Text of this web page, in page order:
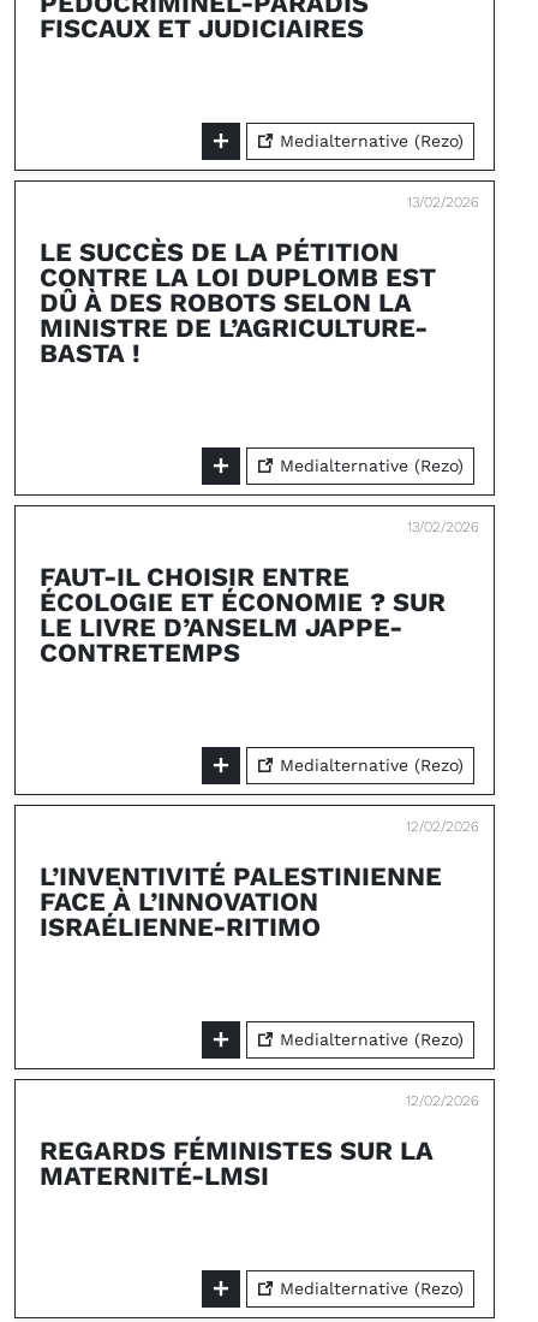
FISCAUX ET JUDICIAIRES
Medialternative (Rezo)
13/02/2026
LE SUCCÈS DE LA PÉTITION
CONTRE LA LOI DUPLOMB EST
DÛ À DES ROBOTS SELON LA
MINISTRE DE L’AGRICULTURE-
BASTA !
Medialternative (Rezo)
13/02/2026
FAUT-IL CHOISIR ENTRE
ÉCOLOGIE ET ÉCONOMIE ? SUR
LE LIVRE D’ANSELM JAPPE-
CONTRETEMPS
Medialternative (Rezo)
12/02/2026
L’INVENTIVITÉ PALESTINIENNE
FACE À L’INNOVATION
ISRAÉLIENNE-RITIMO
Medialternative (Rezo)
12/02/2026
REGARDS FÉMINISTES SUR LA
MATERNITÉ-LMSI
Medialternative (Rezo)